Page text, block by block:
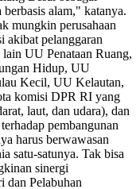
alam," katanya.
mungkin perusahaan
akibat pelanggaran
UU Penataan Ruang,
Hidup, UU
Kecil, UU Kelautan,
komisi DPR RI yang
laut, dan udara), dan
pembangunan
harus berwawasan
satu-satunya. Tak bisa
sinergi
dan Pelabuhan